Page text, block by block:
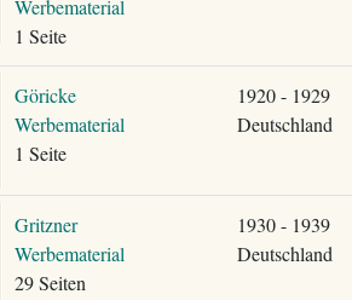
Werbematerial
1 Seite
Göricke
Werbematerial
1 Seite
1920 - 1929
Deutschland
Gritzner
Werbematerial
29 Seiten
1930 - 1939
Deutschland